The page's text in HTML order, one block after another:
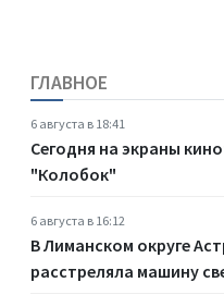
ГЛАВНОЕ
6 августа в 18:41
Сегодня на экраны
"Колобок"
6 августа в 16:12
В Лиманском округе
расстреляла машину